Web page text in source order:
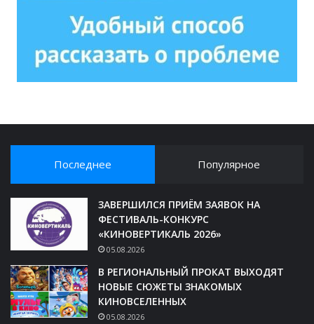
Последнее Популярное
ЗАВЕРШИЛСЯ ПРИЁМ ЗАЯВОК НА
ФЕСТИВАЛЬ-КОНКУРС
«КИНОВЕРТИКАЛЬ 2026»
05.08.2026
В РЕГИОНАЛЬНЫЙ ПРОКАТ ВЫХОДЯТ
НОВЫЕ СЮЖЕТЫ ЗНАКОМЫХ
КИНОВСЕЛЕННЫХ
05.08.2026